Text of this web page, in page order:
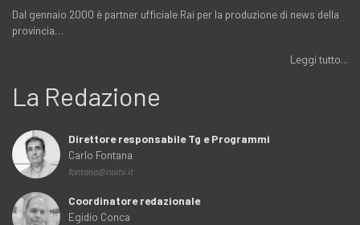
Dal gennaio 2000 è partner ufficiale Rai per la produzione di news della
provincia…
Leggi tutto...
La Redazione
Direttore responsabile Tg e Programmi
Carlo Fontana
fontana@noitv.it
Coordinatore redazionale
Egidio Conca